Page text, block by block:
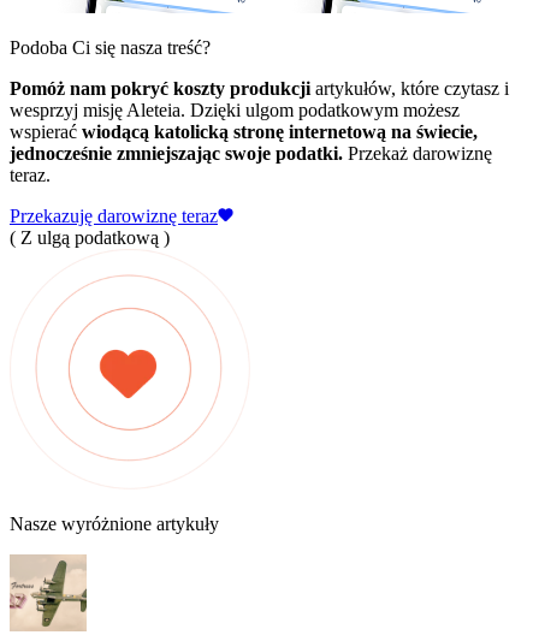
Podoba Ci się nasza treść?
Pomóż nam pokryć koszty produkcji artykułów, które czytasz i
wesprzyj misję Aleteia. Dzięki ulgom podatkowym możesz
wspierać wiodącą katolicką stronę internetową na świecie,
jednocześnie zmniejszając swoje podatki. Przekaż darowiznę
teraz.
Przekazuję darowiznę teraz
( Z ulgą podatkową )
Nasze wyróżnione artykuły